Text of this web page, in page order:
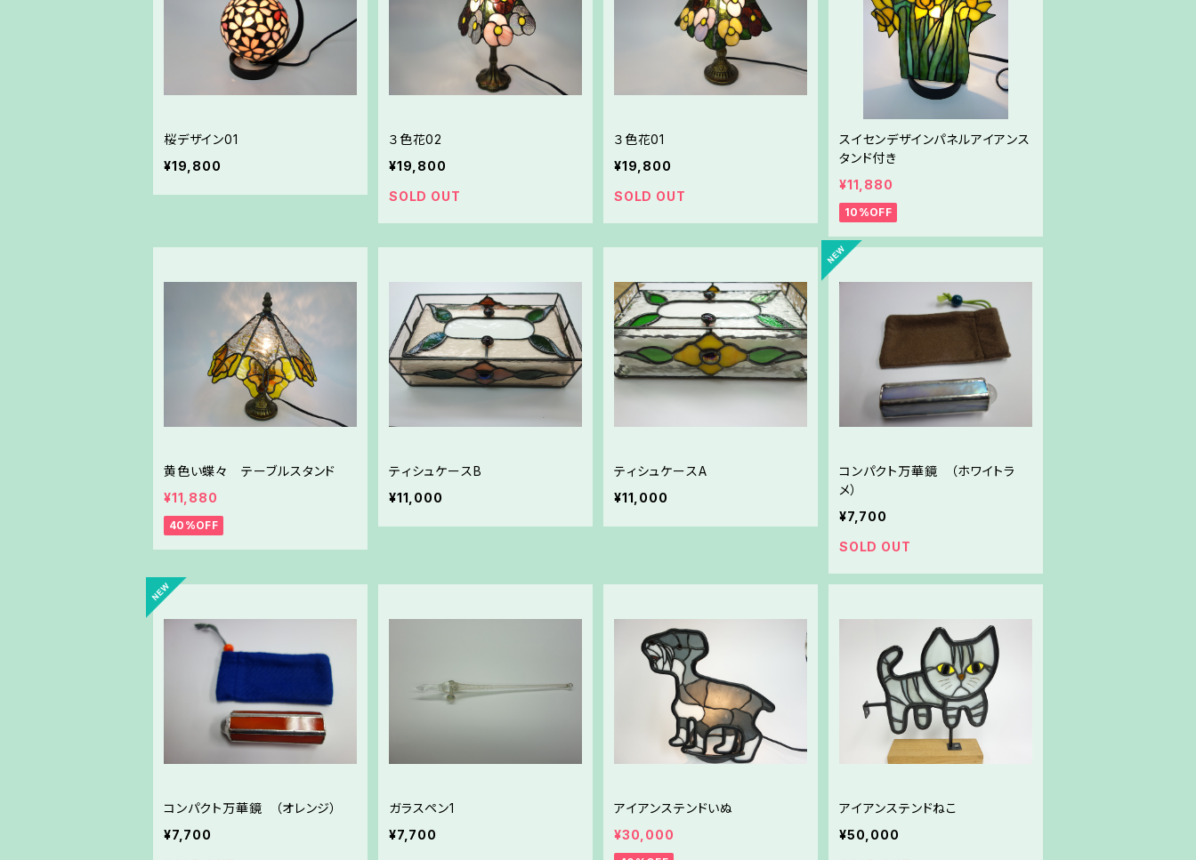
桜デザイン01
¥19,800
３色花02
¥19,800
SOLD OUT
３色花01
¥19,800
SOLD OUT
スイセンデザインパネルアイアンス
タンド付き
¥11,880
10%OFF
黄色い蝶々 テーブルスタンド
¥11,880
40%OFF
ティシュケースB
¥11,000
ティシュケースA
¥11,000
コンパクト万華鏡 （ホワイトラ
メ）
¥7,700
SOLD OUT
コンパクト万華鏡 （オレンジ）
¥7,700
ガラスペン1
¥7,700
アイアンステンドいぬ
¥30,000
アイアンステンドねこ
¥50,000